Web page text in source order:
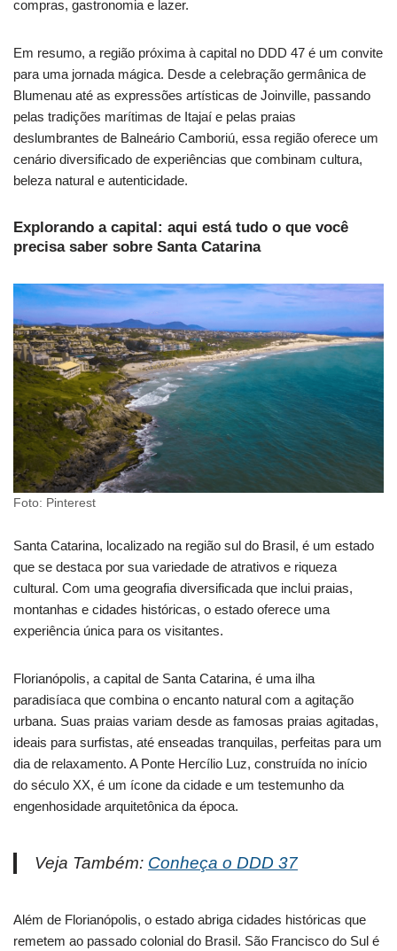
compras, gastronomia e lazer.
Em resumo, a região próxima à capital no DDD 47 é um convite
para uma jornada mágica. Desde a celebração germânica de
Blumenau até as expressões artísticas de Joinville, passando
pelas tradições marítimas de Itajaí e pelas praias
deslumbrantes de Balneário Camboriú, essa região oferece um
cenário diversificado de experiências que combinam cultura,
beleza natural e autenticidade.
Explorando a capital: aqui está tudo o que você
precisa saber sobre Santa Catarina
Foto: Pinterest
Santa Catarina, localizado na região sul do Brasil, é um estado
que se destaca por sua variedade de atrativos e riqueza
cultural. Com uma geografia diversificada que inclui praias,
montanhas e cidades históricas, o estado oferece uma
experiência única para os visitantes.
Florianópolis, a capital de Santa Catarina, é uma ilha
paradisíaca que combina o encanto natural com a agitação
urbana. Suas praias variam desde as famosas praias agitadas,
ideais para surfistas, até enseadas tranquilas, perfeitas para um
dia de relaxamento. A Ponte Hercílio Luz, construída no início
do século XX, é um ícone da cidade e um testemunho da
engenhosidade arquitetônica da época.
Veja Também: Conheça o DDD 37
Além de Florianópolis, o estado abriga cidades históricas que
remetem ao passado colonial do Brasil. São Francisco do Sul é